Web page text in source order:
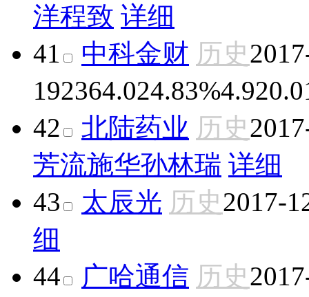
洋程致 详细
41
中科金财 历史
192364.024.83%4.92
42
北陆药业 历史
芳流施华孙林瑞 详细
43
太辰光 历史2017-
细
44
广哈通信 历史